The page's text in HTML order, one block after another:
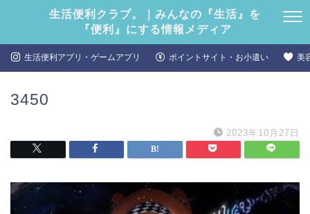
生活便利クラブ。｜みんなの『生活』を
『便利』にする情報メディア
生活便利アプリ・ゲームアプリ ポイントサイト・お小遣い 美
3450
2023年10月27日